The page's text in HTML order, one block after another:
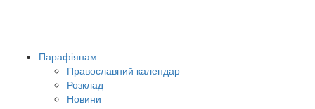
Парафіянам
Православний календар
Розклад
Новини